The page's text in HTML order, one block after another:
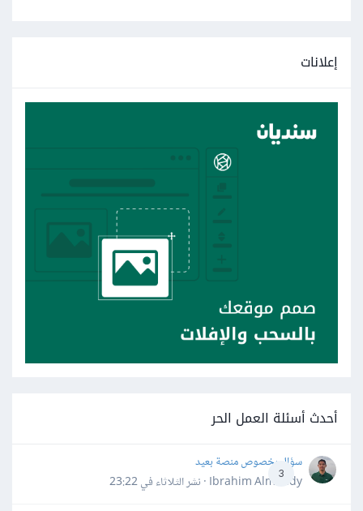
إعلانات
أحدث أسئلة العمل الحر
3
سؤال بخصوص منصة بعيد
Ibrahim Almahdy · نشر
الثلاثاء في 23:22